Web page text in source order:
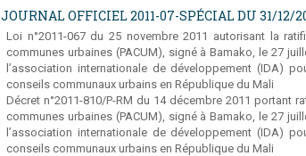
JOURNAL OFFICIEL 2011-07-SPÉCIAL DU 31/12/
Loi n°2011-067 du 25 novembre 2011 autorisant la
communes urbaines (PACUM), signé à Bamako, le 27
l’association internationale de développement (IDA)
conseils communaux urbains en République du Mali
Décret n°2011-810/P-RM du 14 décembre 2011 portant
communes urbaines (PACUM), signé à Bamako, le 27
l’association internationale de développement (IDA)
conseils communaux urbains en République du Mali